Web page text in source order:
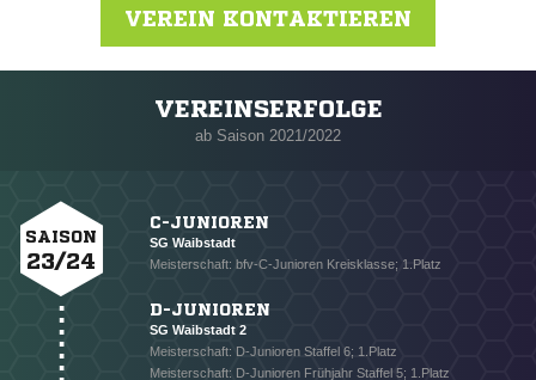
VEREIN KONTAKTIEREN
Nachricht an SG Waibstadt
VEREINSERFOLGE
ab Saison 2021/2022
SAISON
23/24
C-JUNIOREN
SG Waibstadt
Meisterschaft: bfv-C-Junioren Kreisklasse; 1.Platz
D-JUNIOREN
SG Waibstadt 2
Meisterschaft: D-Junioren Staffel 6; 1.Platz
Meisterschaft: D-Junioren Frühjahr Staffel 5; 1.Platz